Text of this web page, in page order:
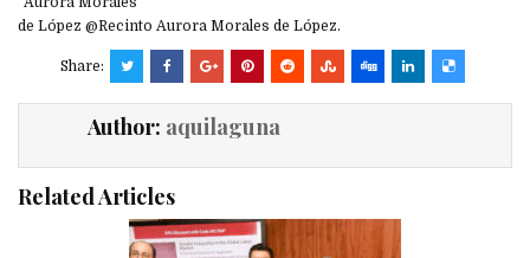
de López @Recinto Aurora Morales de López.
Share:
Author: aquilaguna
Related Articles